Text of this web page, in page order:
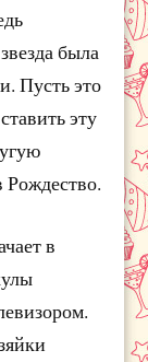
была
Пусть это
эту
в